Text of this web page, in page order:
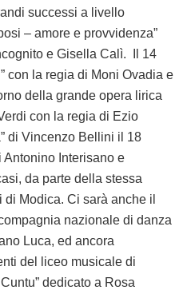
successi a livello
– amore e provvidenza”
e Gisella Calì. Il 14
con la regia di Moni Ovadia e
della grande opera lirica
con la regia di Ezio
di Vincenzo Bellini il 18
Antonino Interisano e
da parte della stessa
Modica. Ci sarà anche il
nazionale di danza
Luca, ed ancora
del liceo musicale di
dedicato a Rosa